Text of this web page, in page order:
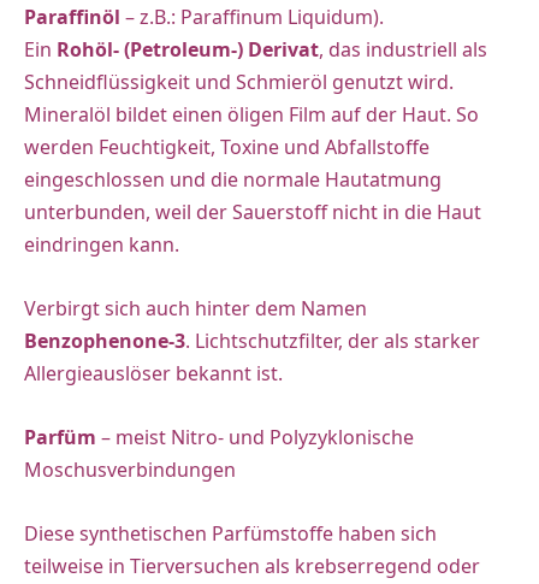
Paraffinöl – z.B.: Paraffinum Liquidum).
Ein Rohöl- (Petroleum-) Derivat, das industriell als
Schneidflüssigkeit und Schmieröl genutzt wird.
Mineralöl bildet einen öligen Film auf der Haut. So
werden Feuchtigkeit, Toxine und Abfallstoffe
eingeschlossen und die normale Hautatmung
unterbunden, weil der Sauerstoff nicht in die Haut
eindringen kann.
Verbirgt sich auch hinter dem Namen
Benzophenone-3. Lichtschutzfilter, der als starker
Allergieauslöser bekannt ist.
Parfüm – meist Nitro- und Polyzyklonische
Moschusverbindungen
Diese synthetischen Parfümstoffe haben sich
teilweise in Tierversuchen als krebserregend oder